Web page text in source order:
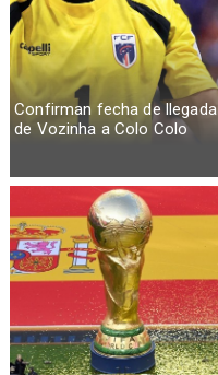
Confirman fecha de llegada
de Vozinha a Colo Colo